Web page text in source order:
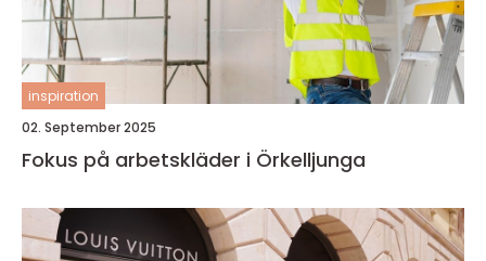
inspiration
02. September 2025
Fokus på arbetskläder i Örkelljunga